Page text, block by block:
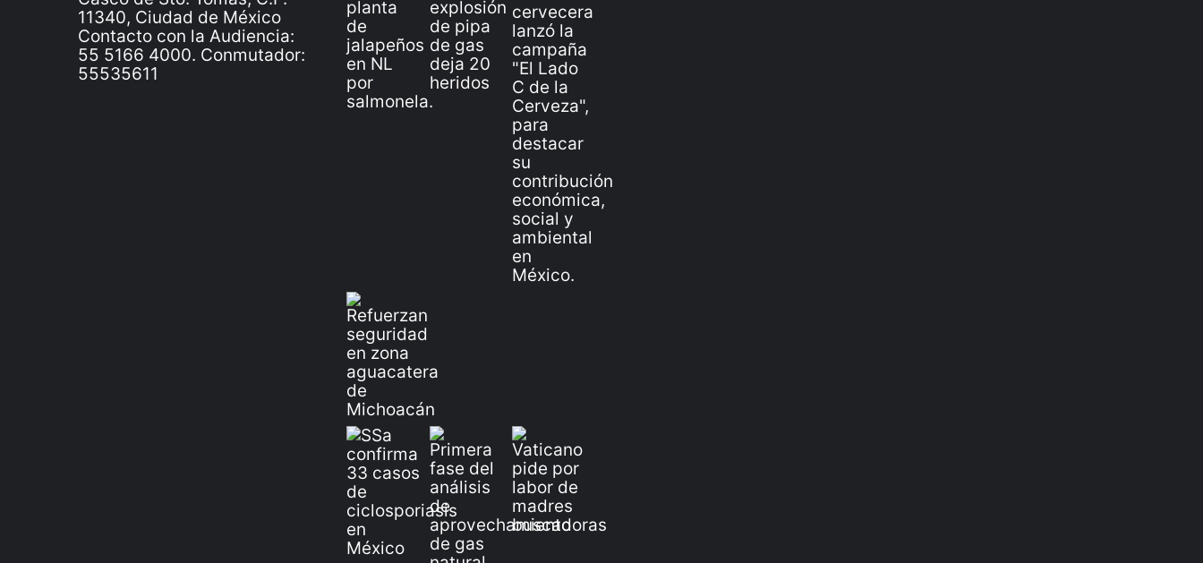
11340, Ciudad de México
Contacto con la Audiencia:
55 5166 4000. Conmutador:
55535611